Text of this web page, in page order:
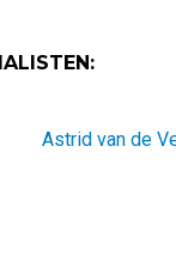
Astrid van de